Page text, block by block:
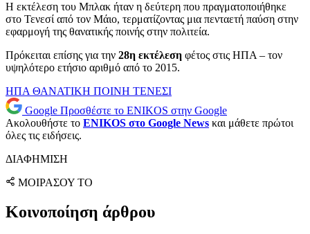
Η εκτέλεση του Μπλακ ήταν η δεύτερη που πραγματοποιήθηκε
στο Τενεσί από τον Μάιο, τερματίζοντας μια πενταετή παύση στην
εφαρμογή της θανατικής ποινής στην πολιτεία.
Πρόκειται επίσης για την 28η εκτέλεση φέτος στις ΗΠΑ – τον
υψηλότερο ετήσιο αριθμό από το 2015.
ΗΠΑ ΘΑΝΑΤΙΚΗ ΠΟΙΝΗ ΤΕΝΕΣΙ
Google Προσθέστε το ENIKOS στην Google
Ακολουθήστε το ENIKOS στο Google News και μάθετε πρώτοι
όλες τις ειδήσεις.
ΔΙΑΦΗΜΙΣΗ
ΜΟΙΡΑΣΟΥ ΤΟ
Κοινοποίηση άρθρου